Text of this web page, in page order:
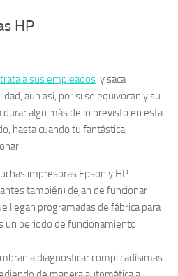
HP
a sus empleados y saca
aun así, por si se equivocan y su
algo más de lo previsto en esta
hasta cuando tu fantástica
impresoras Epson y HP
también) dejan de funcionar
llegan programadas de fábrica para
un periodo de funcionamiento
a diagnosticar complicadísimas